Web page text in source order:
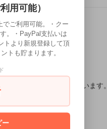
メイドバングル
然に続くよう構成しています。
います。
用可能）
でご利用可能。・クー
。・PayPal支払いは
トより新規登録して頂
トも貯まります。
ー